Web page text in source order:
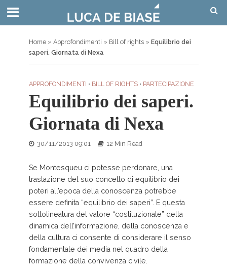
Home» Approfondimenti » Bill of rights» Equilibrio dei
saperi. Giornata di Nexa
APPROFONDIMENTI • BILL OF RIGHTS • PARTECIPAZIONE
Equilibrio dei saperi.
Giornata di Nexa
30/11/2013 09:01 12 Min Read
Se Montesqueu ci potesse perdonare, una
traslazione del suo concetto di equilibrio dei
poteri all’epoca della conoscenza potrebbe
essere definita “equilibrio dei saperi”. E questa
sottolineatura del valore “costituzionale” della
dinamica dell’informazione, della conoscenza e
della cultura ci consente di considerare il senso
fondamentale dei media nel quadro della
formazione della convivenza civile.